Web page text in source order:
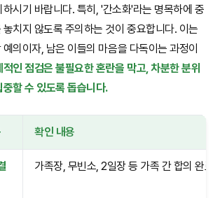
시기 바랍니다. 특히, '간소화'라는 명목하에 중
치지 않도록 주의하는 것이 중요합니다. 이는
의이자, 남은 이들의 마음을 다독이는 과정이
적인 점검은 불필요한 혼란을 막고, 차분한 분위
할 수 있도록 돕습니다.
확인 내용
가족장, 무빈소, 2일장 등 가족 간 합의 완료